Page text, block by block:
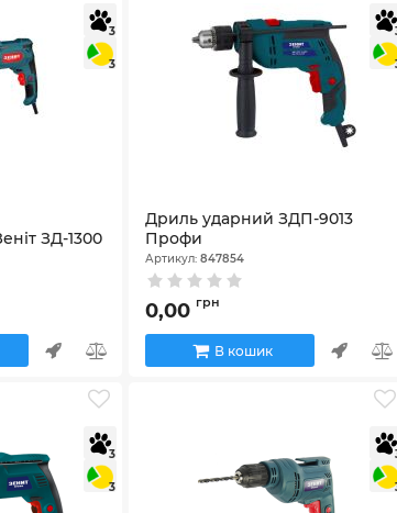
3
3
ЗД-1300
Дриль ударний ЗДП-9013
Профи
Артикул:847854
0,00 грн
В кошик
3
3